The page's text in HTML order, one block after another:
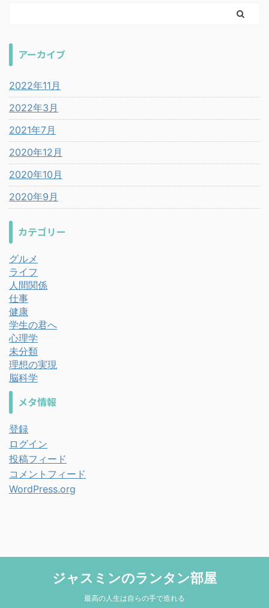
アーカイブ
2022年11月
2022年3月
2021年7月
2020年12月
2020年10月
2020年9月
カテゴリー
グルメ
ライフ
人間関係
仕事
健康
学生の君へ
心理学
未分類
理想の実現
脳科学
メタ情報
登録
ログイン
投稿フィード
コメントフィード
WordPress.org
ジャスミンのランタン部屋
最高の人生は自らの手で造れる